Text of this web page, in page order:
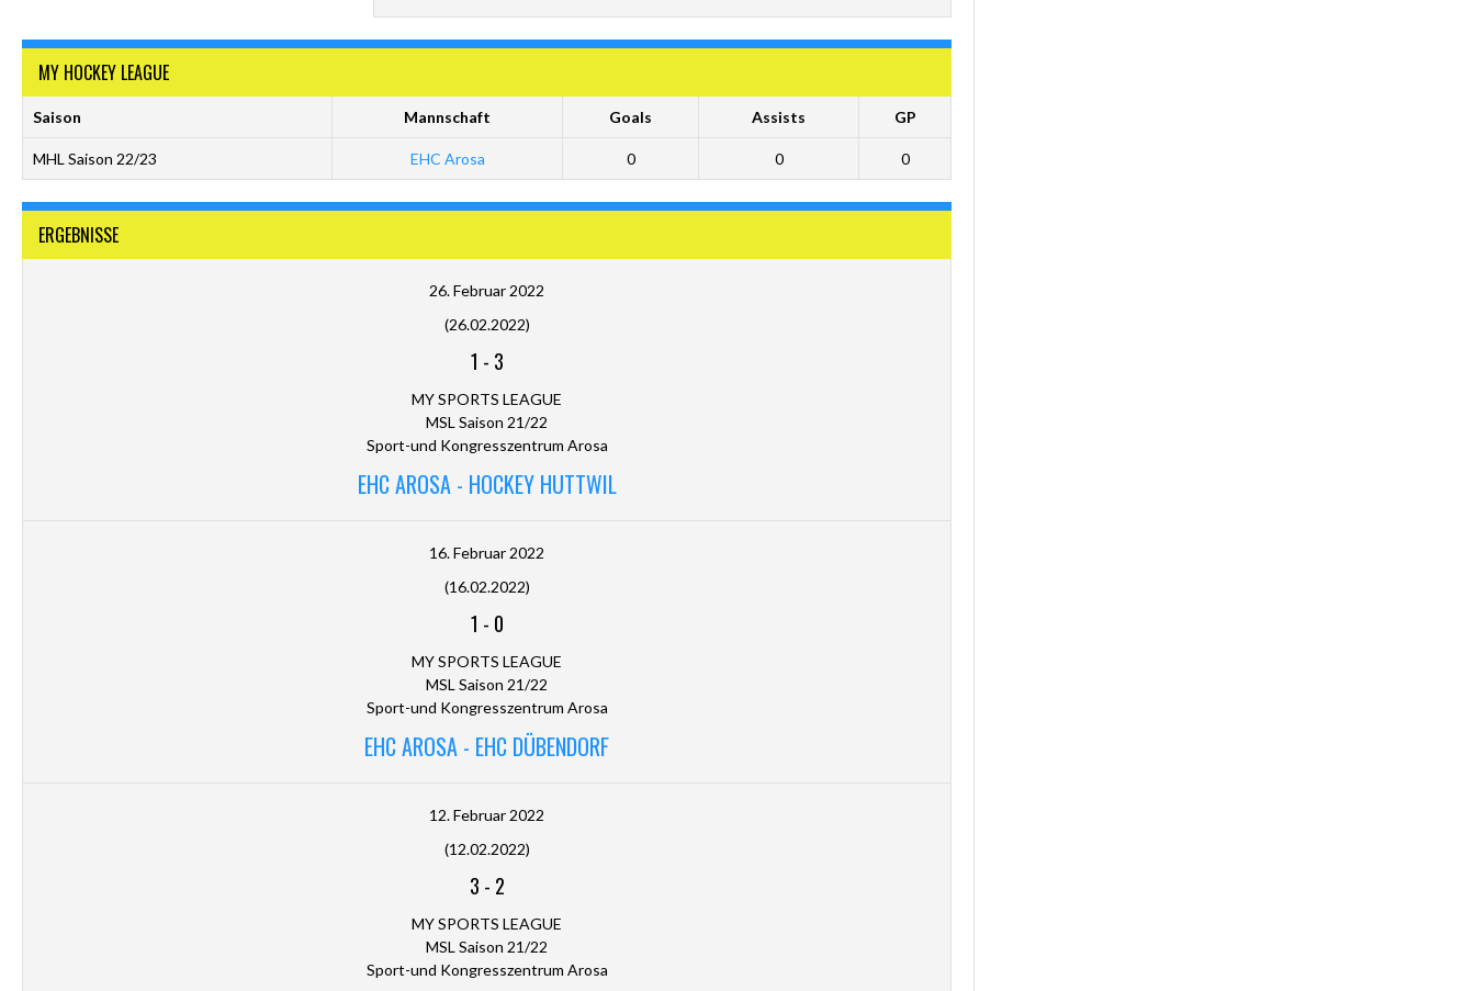
MY HOCKEY LEAGUE
Saison Mannschaft Goals Assists GP
MHL Saison 22/23 EHC Arosa 0 0 0
ERGEBNISSE
26. Februar 2022
(26.02.2022)
1 - 3
MY SPORTS LEAGUE
MSL Saison 21/22
Sport-und Kongresszentrum Arosa
EHC AROSA - HOCKEY HUTTWIL
16. Februar 2022
(16.02.2022)
1 - 0
MY SPORTS LEAGUE
MSL Saison 21/22
Sport-und Kongresszentrum Arosa
EHC AROSA - EHC DÜBENDORF
12. Februar 2022
(12.02.2022)
3 - 2
MY SPORTS LEAGUE
MSL Saison 21/22
Sport-und Kongresszentrum Arosa